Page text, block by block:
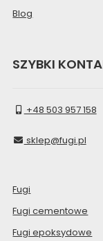
Blog
SZYBKI
+48 503 957 158
sklep@fugi.pl
Fugi
Fugi cementowe
Fugi epoksydowe